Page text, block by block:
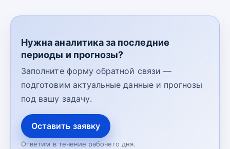
Нужна аналитика за последние
периоды и прогнозы?
Заполните форму обратной связи —
подготовим актуальные данные и прогнозы
под вашу задачу.
Оставить заявку
Ответим в течение рабочего дня.